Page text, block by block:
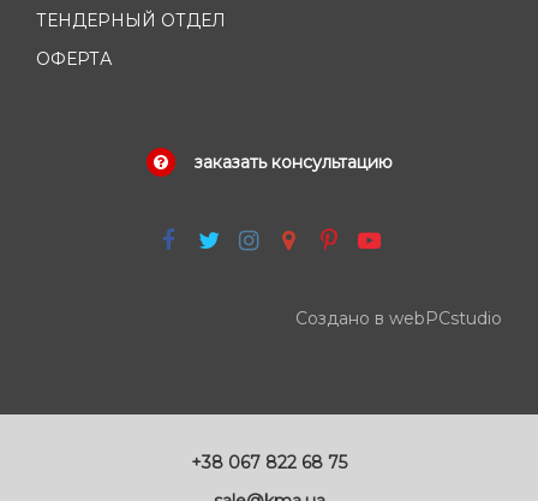
ТЕНДЕРНЫЙ ОТДЕЛ
ОФЕРТА
заказать консультацию
Создано в webPCstudio
+38 067 822 68 75